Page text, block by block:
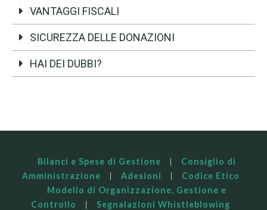
VANTAGGI FISCALI
SICUREZZA DELLE DONAZIONI
HAI DEI DUBBI?
Bilanci e Spese di Gestione |
Consiglio di
Amministrazione
| Adesioni |
Codice Etico
Modello di Organizzazione, Gestione e
Controllo
| Segnalazioni Whistleblowing